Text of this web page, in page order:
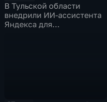
В Тульской области
внедрили ИИ-ассистента
Яндекса для